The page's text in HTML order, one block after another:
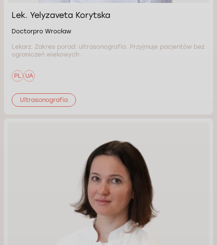
Lek. Yelyzaveta Korytska
Doctorpro Wrocław
Lekarz. Zakres porad: ultrasonografia. Przyjmuje pacjentów bez
ograniczeń wiekowych.
PL UA
Ultrasonografia